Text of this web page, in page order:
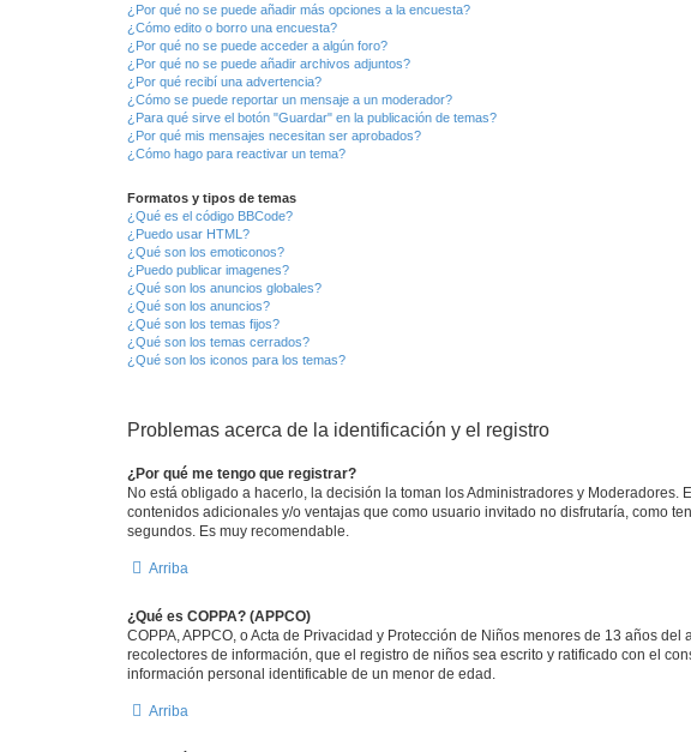
¿Por qué no se puede añadir más opciones a la encuesta?
¿Cómo edito o borro una encuesta?
¿Por qué no se puede acceder a algún foro?
¿Por qué no se puede añadir archivos adjuntos?
¿Por qué recibí una advertencia?
¿Cómo se puede reportar un mensaje a un moderador?
¿Para qué sirve el botón "Guardar" en la publicación de temas?
¿Por qué mis mensajes necesitan ser aprobados?
¿Cómo hago para reactivar un tema?
Formatos y tipos de temas
¿Qué es el código BBCode?
¿Puedo usar HTML?
¿Qué son los emoticonos?
¿Puedo publicar imagenes?
¿Qué son los anuncios globales?
¿Qué son los anuncios?
¿Qué son los temas fijos?
¿Qué son los temas cerrados?
¿Qué son los iconos para los temas?
Problemas acerca de la identificación y el registro
¿Por qué me tengo que registrar?
No está obligado a hacerlo, la decisión la toman los Administradores y
contenidos adicionales y/o ventajas que como usuario invitado no disfrutaría, como
segundos. Es muy recomendable.
Arriba
¿Qué es COPPA? (APPCO)
COPPA, APPCO, o Acta de Privacidad y Protección de Niños menores de 13 años
recolectores de información, que el registro de niños sea escrito y ratificado con el
información personal identificable de un menor de edad.
Arriba